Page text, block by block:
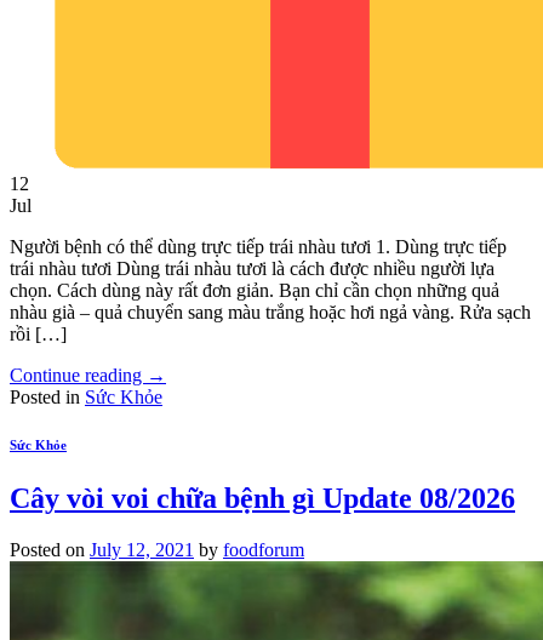
12
Jul
Người bệnh có thể dùng trực tiếp trái nhàu tươi 1. Dùng trực tiếp
trái nhàu tươi Dùng trái nhàu tươi là cách được nhiều người lựa
chọn. Cách dùng này rất đơn giản. Bạn chỉ cần chọn những quả
nhàu già – quả chuyển sang màu trắng hoặc hơi ngả vàng. Rửa sạch
rồi […]
Continue reading →
Posted in Sức Khỏe
Sức Khỏe
Cây vòi voi chữa bệnh gì Update 08/2026
Posted on July 12, 2021 by foodforum